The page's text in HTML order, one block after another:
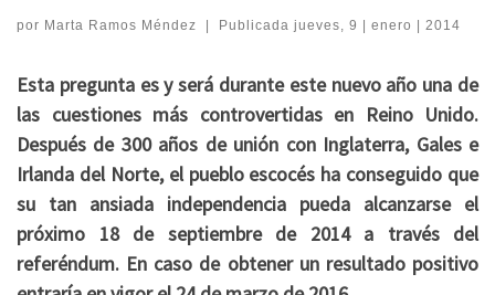
por Marta Ramos Méndez | Publicada jueves, 9 | enero | 2014
Esta pregunta es y será durante este nuevo año una de
las cuestiones más controvertidas en Reino Unido.
Después de 300 años de unión con Inglaterra, Gales e
Irlanda del Norte, el pueblo escocés ha conseguido que
su tan ansiada independencia pueda alcanzarse el
próximo 18 de septiembre de 2014 a través del
referéndum. En caso de obtener un resultado positivo